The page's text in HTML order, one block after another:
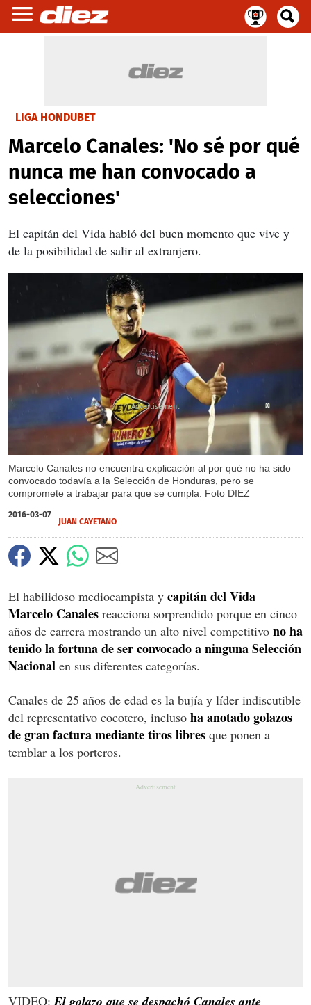
LIGA HONDUBET
Marcelo Canales: 'No sé por qué
nunca me han convocado a
selecciones'
El capitán del Vida habló del buen momento que vive y
de la posibilidad de salir al extranjero.
Marcelo Canales no encuentra explicación al por qué no ha sido
convocado todavía a la Selección de Honduras, pero se
compromete a trabajar para que se cumpla. Foto DIEZ
X
2016-03-07
JUAN CAYETANO
El habilidoso mediocampista y capitán del Vida
Marcelo Canales reacciona sorprendido porque en cinco
años de carrera mostrando un alto nivel competitivo no ha
tenido la fortuna de ser convocado a ninguna Selección
Nacional en sus diferentes categorías.
Canales de 25 años de edad es la bujía y líder indiscutible
del representativo cocotero, incluso ha anotado golazos
de gran factura mediante tiros libres que ponen a
temblar a los porteros.
VIDEO: El golazo que se despachó Canales ante